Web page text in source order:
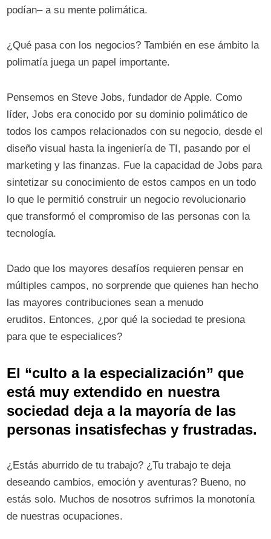
podían– a su mente polimática.
¿Qué pasa con los negocios? También en ese ámbito la
polimatía juega un papel importante.
Pensemos en Steve Jobs, fundador de Apple. Como
líder, Jobs era conocido por su dominio polimático de
todos los campos relacionados con su negocio, desde el
diseño visual hasta la ingeniería de TI, pasando por el
marketing y las finanzas. Fue la capacidad de Jobs para
sintetizar su conocimiento de estos campos en un todo
lo que le permitió construir un negocio revolucionario
que transformó el compromiso de las personas con la
tecnología.
Dado que los mayores desafíos requieren pensar en
múltiples campos, no sorprende que quienes han hecho
las mayores contribuciones sean a menudo
eruditos. Entonces, ¿por qué la sociedad te presiona
para que te especialices?
El “culto a la especialización” que
está muy extendido en nuestra
sociedad deja a la mayoría de las
personas insatisfechas y frustradas.
¿Estás aburrido de tu trabajo? ¿Tu trabajo te deja
deseando cambios, emoción y aventuras? Bueno, no
estás solo. Muchos de nosotros sufrimos la monotonía
de nuestras ocupaciones.